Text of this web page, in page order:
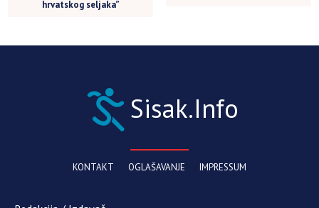
hrvatskog seljaka”
Sisak.Info
KONTAKT OGLAŠAVANJE IMPRESSUM